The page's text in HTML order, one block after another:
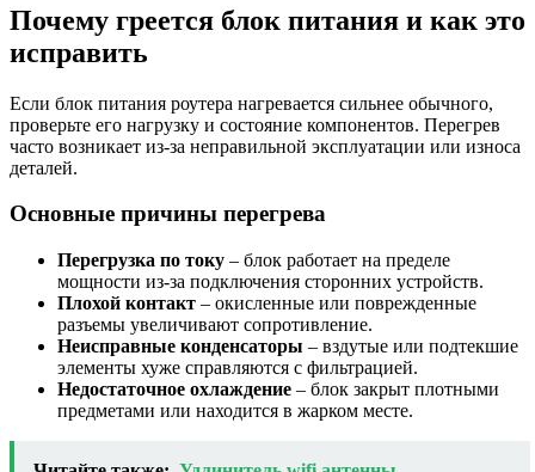
Почему греется блок питания и как это
исправить
Если блок питания роутера нагревается сильнее обычного,
проверьте его нагрузку и состояние компонентов. Перегрев
часто возникает из-за неправильной эксплуатации или износа
деталей.
Основные причины перегрева
Перегрузка по току – блок работает на пределе
мощности из-за подключения сторонних устройств.
Плохой контакт – окисленные или поврежденные
разъемы увеличивают сопротивление.
Неисправные конденсаторы – вздутые или подтекшие
элементы хуже справляются с фильтрацией.
Недостаточное охлаждение – блок закрыт плотными
предметами или находится в жарком месте.